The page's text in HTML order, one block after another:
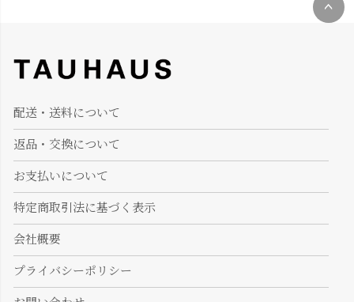
配送・送料について
返品・交換について
お支払いについて
特定商取引法に基づく表示
会社概要
プライバシーポリシー